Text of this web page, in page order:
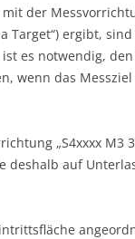
der
Target“) ergibt,
es notwendig,
wenn das
„S4xxxx M3
auf